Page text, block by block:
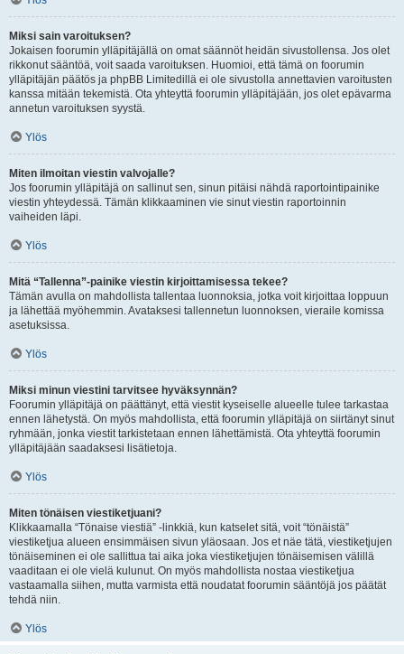
Miksi sain varoituksen?
Jokaisen foorumin ylläpitäjällä on omat säännöt heidän sivustollensa. Jos olet
rikkonut sääntöä, voit saada varoituksen. Huomioi, että tämä on foorumin
ylläpitäjän päätös ja phpBB Limitedillä ei ole sivustolla annettavien varoitusten
kanssa mitään tekemistä. Ota yhteyttä foorumin ylläpitäjään, jos olet epävarma
annetun varoituksen syystä.
Ylös
Miten ilmoitan viestin valvojalle?
Jos foorumin ylläpitäjä on sallinut sen, sinun pitäisi nähdä raportointipainike
viestin yhteydessä. Tämän klikkaaminen vie sinut viestin raportoinnin
vaiheiden läpi.
Ylös
Mitä “Tallenna”-painike viestin kirjoittamisessa tekee?
Tämän avulla on mahdollista tallentaa luonnoksia, jotka voit kirjoittaa loppuun
ja lähettää myöhemmin. Avataksesi tallennetun luonnoksen, vieraile komissa
asetuksissa.
Ylös
Miksi minun viestini tarvitsee hyväksynnän?
Foorumin ylläpitäjä on päättänyt, että viestit kyseiselle alueelle tulee tarkastaa
ennen lähetystä. On myös mahdollista, että foorumin ylläpitäjä on siirtänyt sinut
ryhmään, jonka viestit tarkistetaan ennen lähettämistä. Ota yhteyttä foorumin
ylläpitäjään saadaksesi lisätietoja.
Ylös
Miten tönäisen viestiketjuani?
Klikkaamalla “Tönaise viestiä” -linkkiä, kun katselet sitä, voit “tönäistä”
viestiketjua alueen ensimmäisen sivun yläosaan. Jos et näe tätä, viestiketjujen
tönäiseminen ei ole sallittua tai aika joka viestiketjujen tönäisemisen välillä
vaaditaan ei ole vielä kulunut. On myös mahdollista nostaa viestiketjua
vastaamalla siihen, mutta varmista että noudatat foorumin sääntöjä jos päätät
tehdä niin.
Ylös